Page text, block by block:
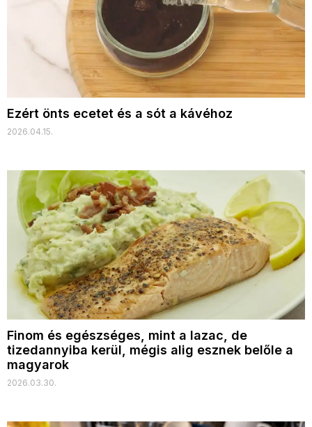
Ezért önts ecetet és a sót a kávéhoz
2026.04.15.
Finom és egészséges, mint a lazac, de
tizedannyiba kerül, mégis alig esznek belőle a
magyarok
2026.03.30.